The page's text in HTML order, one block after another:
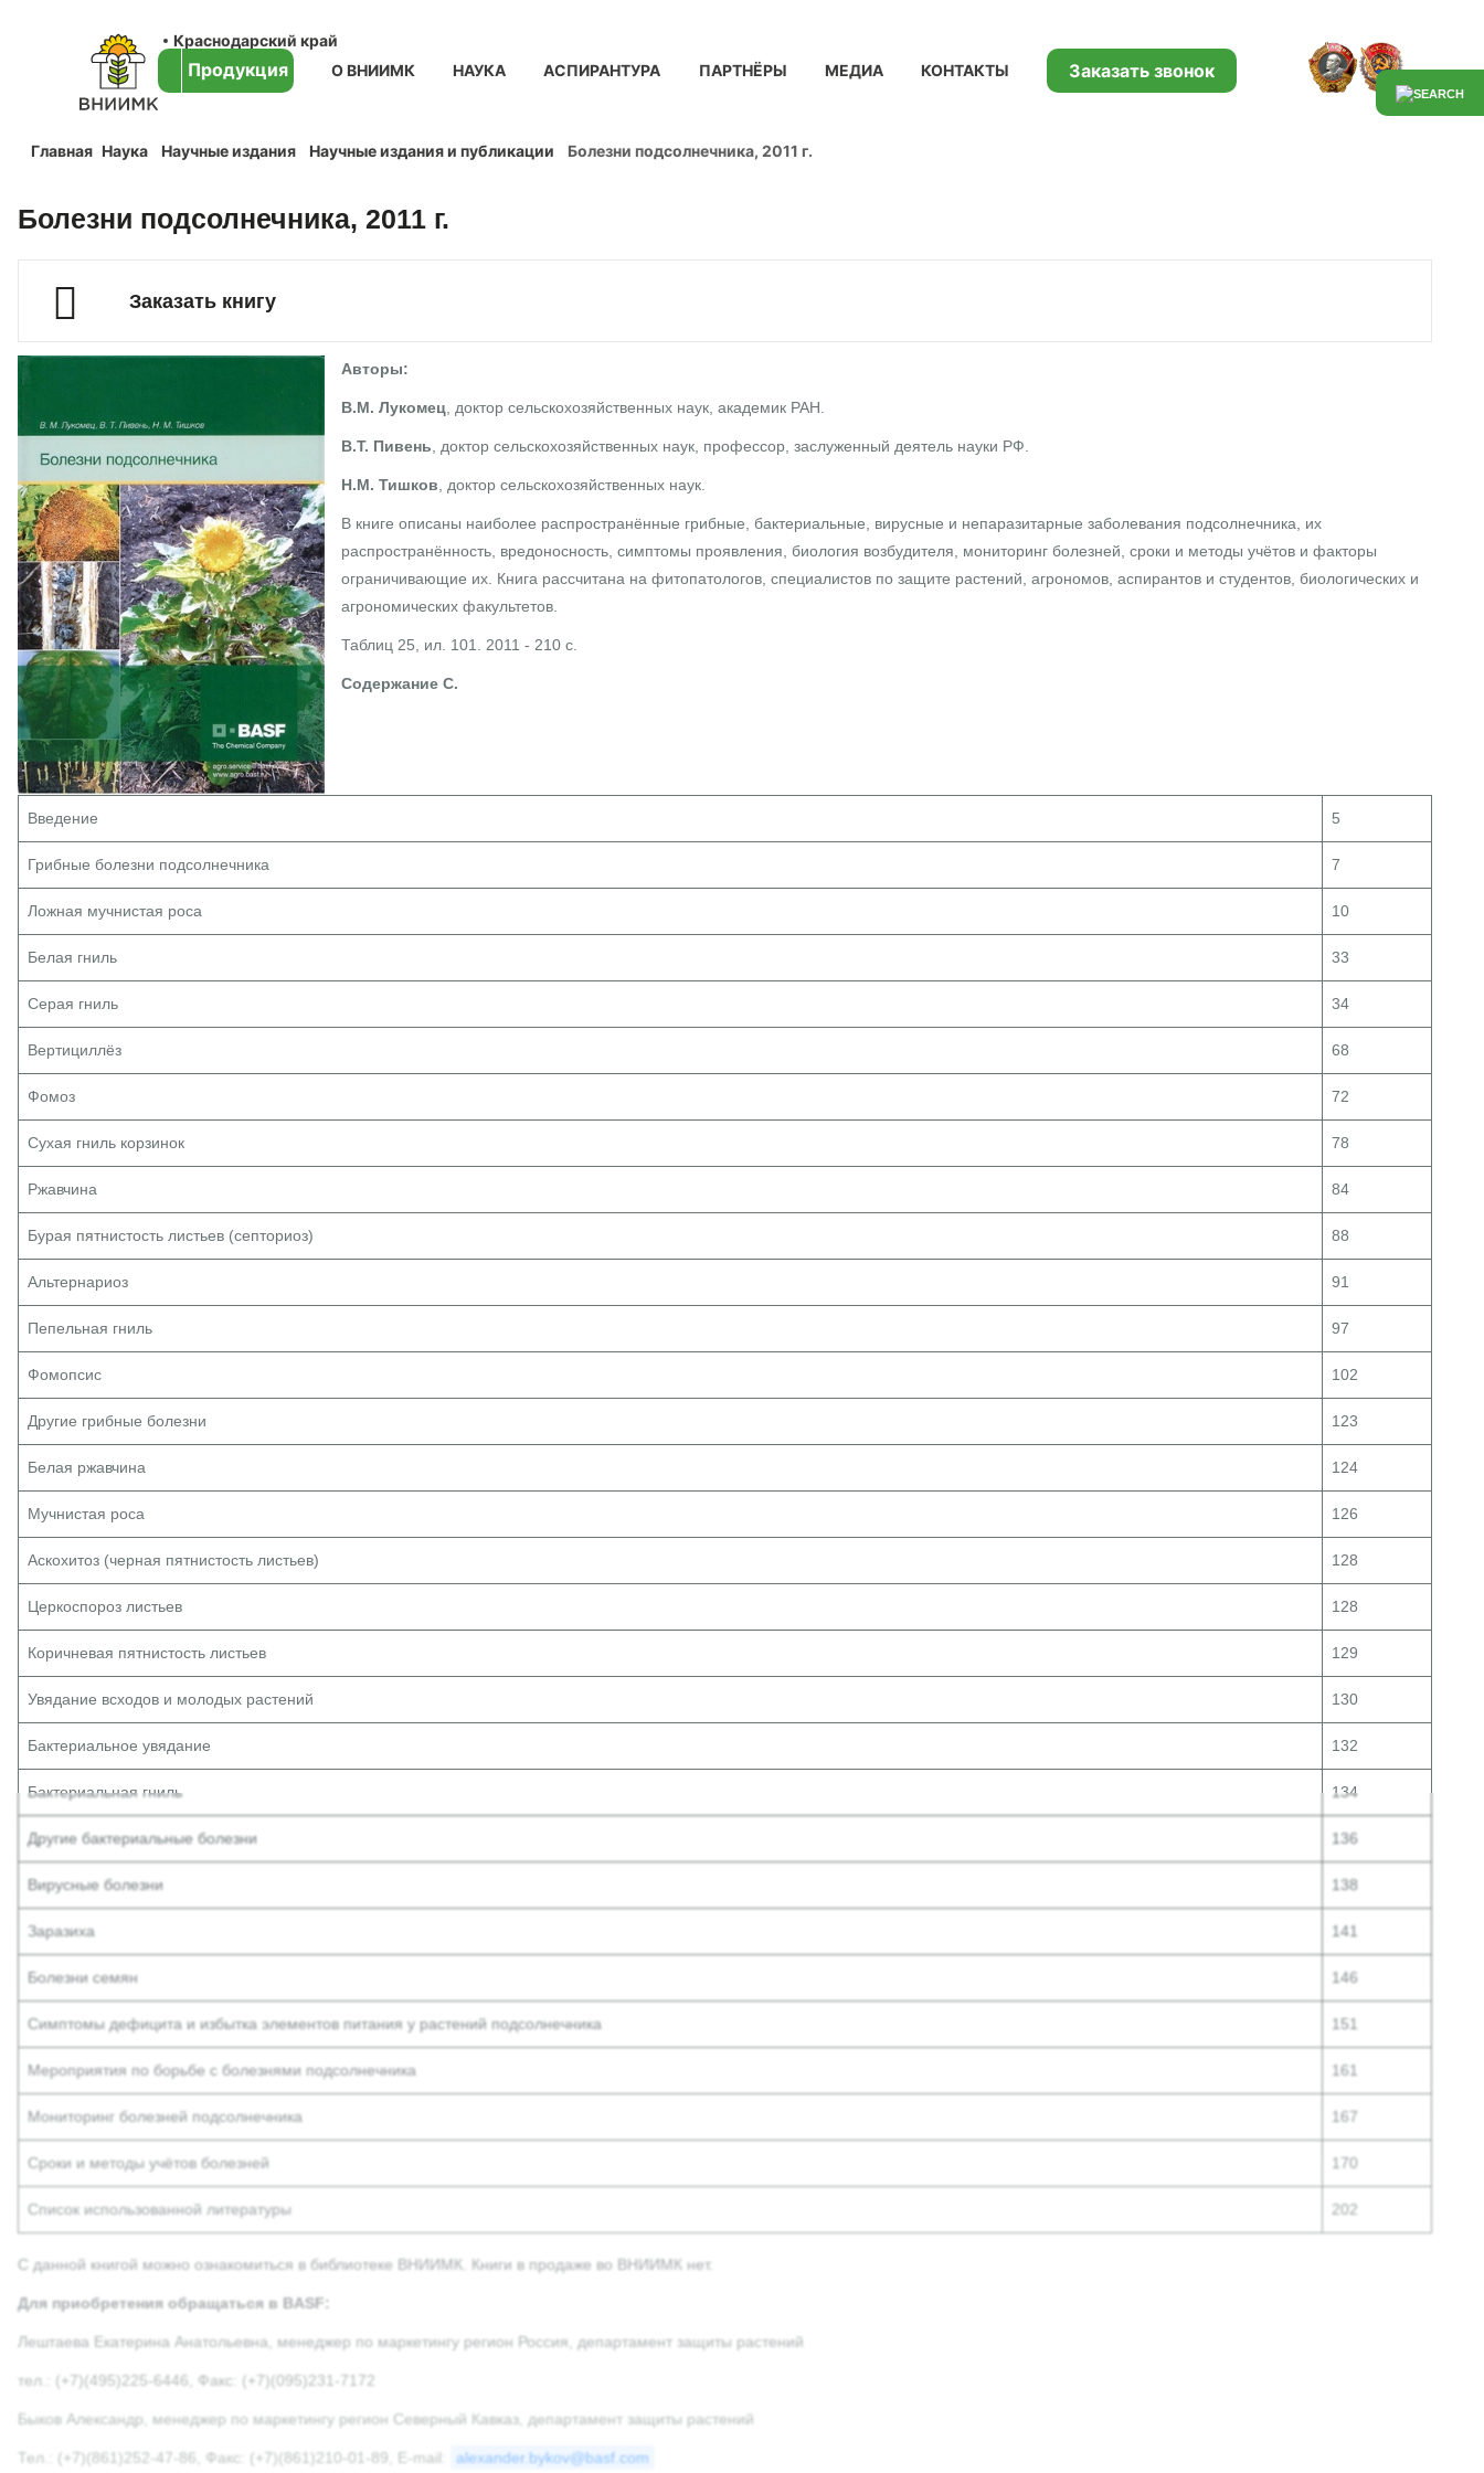
Краснодарский край
Продукция О ВНИИМК НАУКА АСПИРАНТУРА ПАРТНЁРЫ МЕДИА КОНТАКТЫ Заказать звонок
Главная Наука Научные издания Научные издания и публикации Болезни подсолнечника, 2011 г.
Болезни подсолнечника, 2011 г.
Заказать книгу
Авторы:
В.М. Лукомец , доктор сельскохозяйственных наук, академик РАН.
В.Т. Пивень , доктор сельскохозяйственных наук, профессор, заслуженный деятель науки РФ.
Н.М. Тишков , доктор сельскохозяйственных наук.
В книге описаны наиболее распространённые грибные, бактериальные, вирусные и непаразитарные заболевания подсолнечника, их
распространённость, вредоносность, симптомы проявления, биология возбудителя, мониторинг болезней, сроки и методы учётов и факторы
ограничивающие их. Книга рассчитана на фитопатологов, специалистов по защите растений, агрономов, аспирантов и студентов, биологических и
агрономических факультетов.
Таблиц 25, ил. 101. 2011 - 210 с.
Содержание С.
Введение 5
Грибные болезни подсолнечника 7
Ложная мучнистая роса 10
Белая гниль 33
Серая гниль 34
Вертициллёз 68
Фомоз 72
Сухая гниль корзинок 78
Ржавчина 84
Бурая пятнистость листьев (септориоз) 88
Альтернариоз 91
Пепельная гниль 97
Фомопсис 102
Другие грибные болезни 123
Белая ржавчина 124
Мучнистая роса 126
Аскохитоз (черная пятнистость листьев) 128
Церкоспороз листьев 128
Коричневая пятнистость листьев 129
Увядание всходов и молодых растений 130
Бактериальное увядание 132
Бактериальная гниль 134
Другие бактериальные болезни 136
Вирусные болезни 138
Заразиха 141
Болезни семян 146
Симптомы дефицита и избытка элементов питания у растений подсолнечника 151
Мероприятия по борьбе с болезнями подсолнечника 161
Мониторинг болезней подсолнечника 167
Сроки и методы учётов болезней 170
Список использованной литературы 202
С данной книгой можно ознакомиться в библиотеке ВНИИМК. Книги в продаже во ВНИИМК нет.
Для приобретения обращаться в BASF:
Лештаева Екатерина Анатольевна, менеджер по маркетингу регион Россия, департамент защиты растений
тел.: (+7)(495)225-6446, Факс: (+7)(095)231-7172
Быков Александр, менеджер по маркетингу регион Северный Кавказ, департамент защиты растений
Тел.: (+7)(861)252-47-86, Факс: (+7)(861)210-01-89, E-mail: alexander.bykov@basf.com